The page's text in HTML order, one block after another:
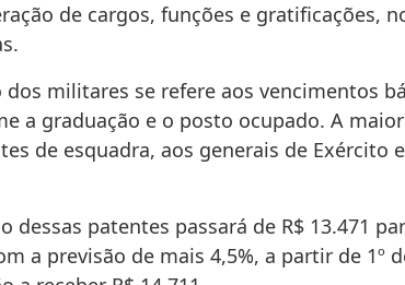
de cargos, funções e gratificações,
dos militares se refere aos vencimentos
a graduação e o posto ocupado. A
de esquadra, aos generais de Exército
dessas patentes passará de R$ 13.471
a previsão de mais 4,5%, a partir de 1º